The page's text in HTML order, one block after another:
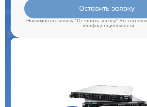
Оставить заявку
Нажимая на кнопку "Оставить заявку" Вы
конфиденциальности